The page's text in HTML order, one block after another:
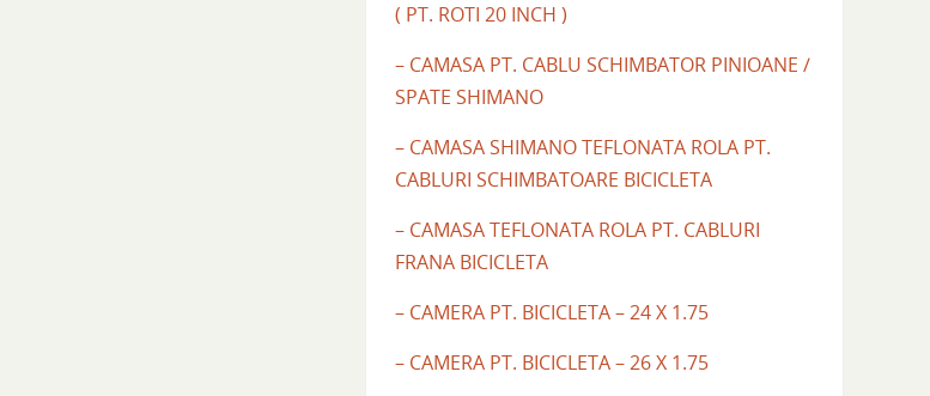
( PT. ROTI 20 INCH )
– CAMASA PT. CABLU SCHIMBATOR PINIOANE /
SPATE SHIMANO
– CAMASA SHIMANO TEFLONATA ROLA PT.
CABLURI SCHIMBATOARE BICICLETA
– CAMASA TEFLONATA ROLA PT. CABLURI
FRANA BICICLETA
– CAMERA PT. BICICLETA – 24 X 1.75
– CAMERA PT. BICICLETA – 26 X 1.75